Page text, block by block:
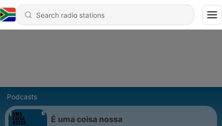
Podcasts
É uma coisa nossa